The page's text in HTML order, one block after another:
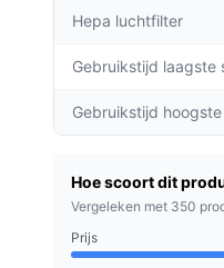
Hepa luchtfilter
Gebruikstijd laagste
Gebruikstijd
Hoe scoort dit
Vergeleken met 350
Prijs